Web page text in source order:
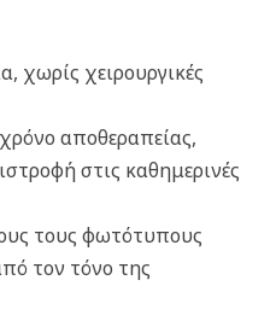
χωρίς χειρουργικές
αποθεραπείας,
στις καθημερινές
τους φωτότυπους
τον τόνο της